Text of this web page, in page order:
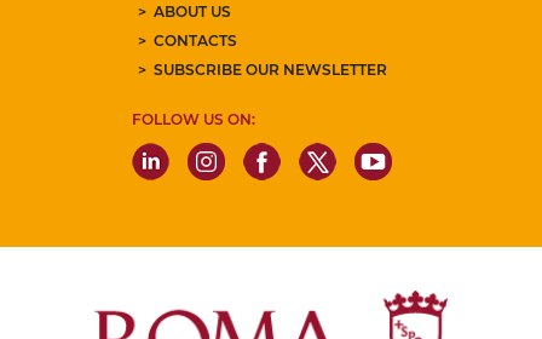
ABOUT US
CONTACTS
SUBSCRIBE OUR NEWSLETTER
FOLLOW US ON: